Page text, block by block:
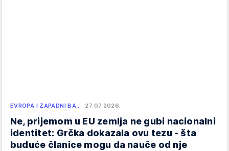
EVROPA I ZAPADNI BA… 27.07.2026.
Ne, prijemom u EU zemlja ne gubi nacionalni
identitet: Grčka dokazala ovu tezu - šta
buduće članice mogu da nauče od nje